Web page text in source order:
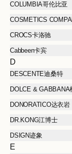
COLUMBIA哥伦比亚
COSMETICS
CROCS卡洛驰
Cabbeen卡宾
D
DESCENTE迪桑特
DOLCE & GABBANA
DONORATICO达衣岩
DR.KONG江博士
DSIGN迹象
E